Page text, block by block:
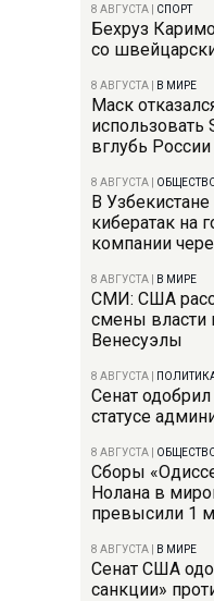
8 АВГУСТА СПОРТ
Бехруз
со
8 АВГУСТА В МИРЕ
Маск
использовать
вглубь России
8 АВГУСТА
В
кибератак на
компании
8 АВГУСТА В МИРЕ
СМИ: США
смены власти
Венесуэлы
8 АВГУСТА
Сенат
статусе
8 АВГУСТА
Сборы
Нолана в
превысили 1
8 АВГУСТА В МИРЕ
Сенат США
санкции»